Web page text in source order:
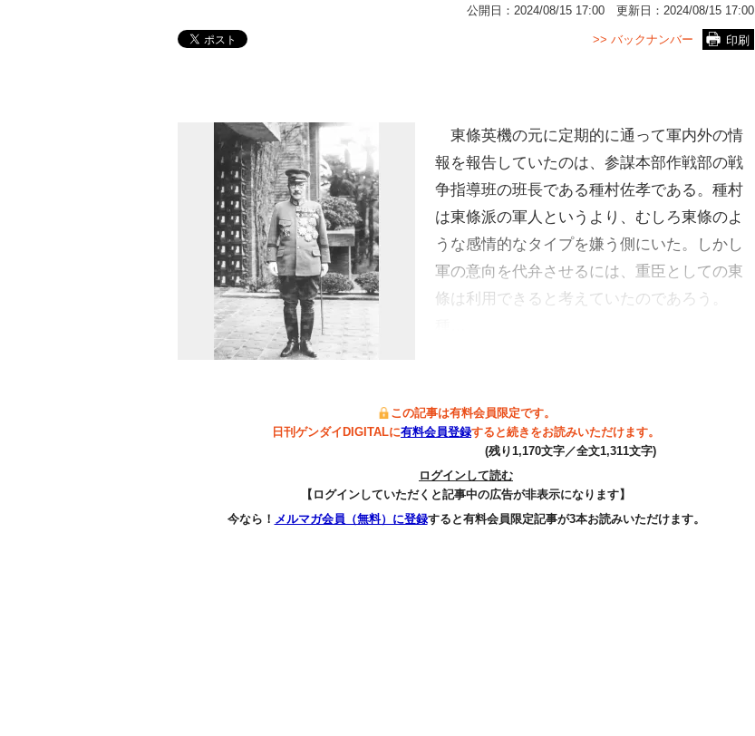
公開日： 2024/08/15 17:00 更新日： 2024/08/15 17:00
印刷
>> バックナンバー
東條英機の元に定期的に通って軍内外の情
報を報告していたのは、参謀本部作戦部の戦
争指導班の班長である種村佐孝である。種村
は東條派の軍人というより、むしろ東條のよ
うな感情的なタイプを嫌う側にいた。しかし
軍の意向を代弁させるには、重臣としての東
條は利用できると考えていたのであろう。
この記事は有料会員限定です。
日刊ゲンダイDIGITALに有料会員登録すると続きをお読みいただけます。
(残り1,170文字／全文1,311文字)
ログインして読む
【ログインしていただくと記事中の広告が非表示になります】
今なら！ メルマガ会員（無料）に登録すると有料会員限定記事が3本お読みいただけます。